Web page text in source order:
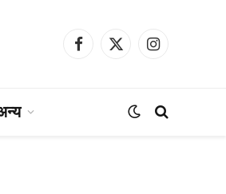
Facebook
X
Instagram